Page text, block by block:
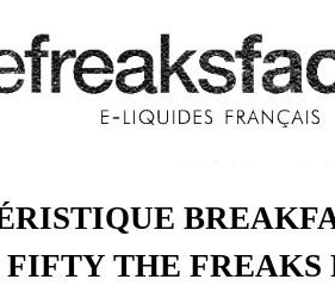
FIFTY THE FREAKS